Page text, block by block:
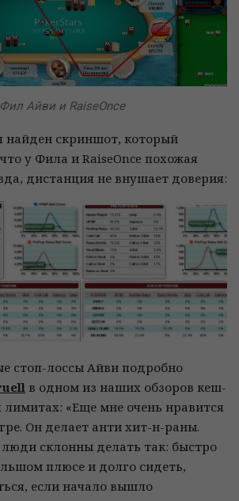
Фил Айви и RaiseOnce
найден скриншот, который
у Фила и RaiseOnce похожая
дистанция не внушает доверия:
стоп-лоссы Айви подробно
в одном из наших обзоров кеш-
«Еще мне очень нравится
Он делает анти хит-н-раны.
склонны делать так: быстро
плюсе и долго сидеть,
если начало вышло